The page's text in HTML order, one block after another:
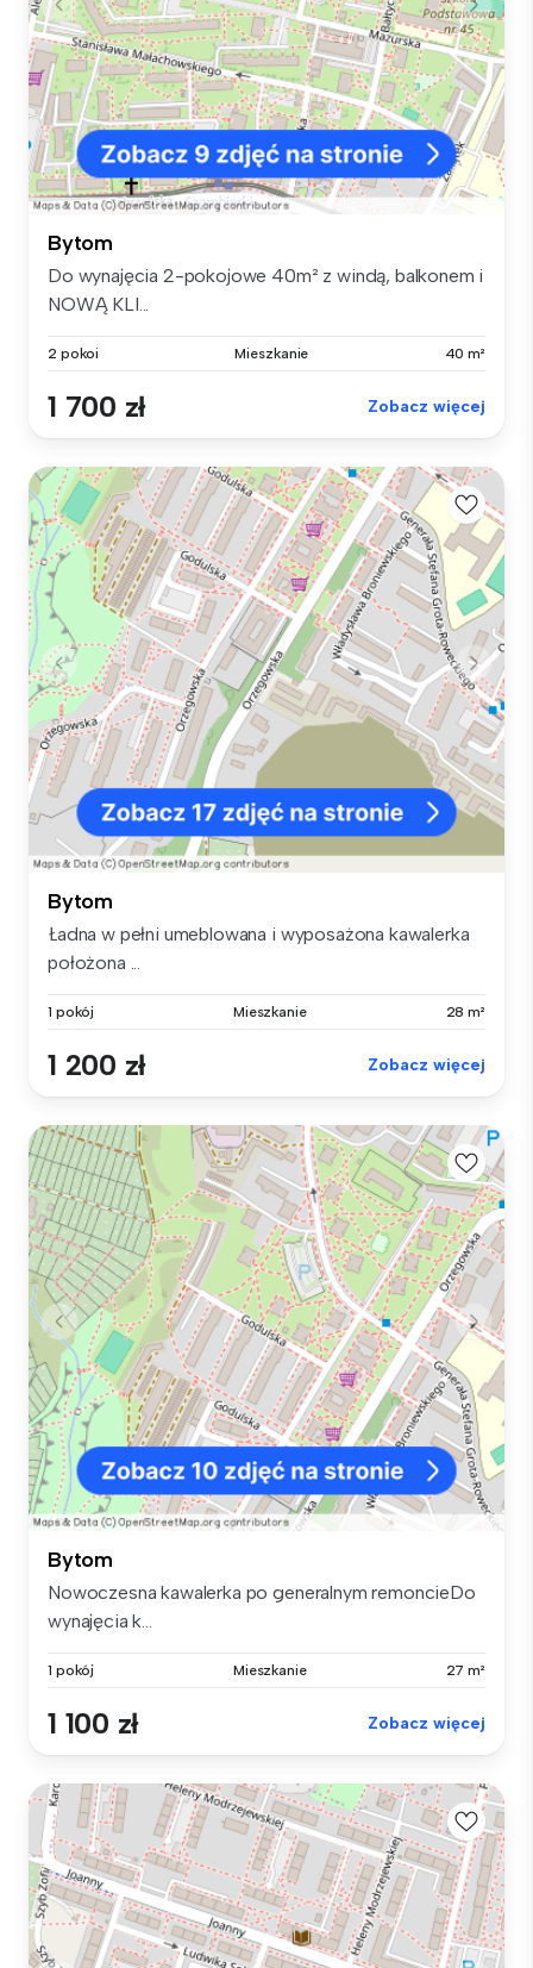
Bytom
Do wynajęcia 2-pokojowe 40m² z windą, balkonem i
NOWĄ KLI...
2 pokoi Mieszkanie 40 m²
1 700 zł Zobacz więcej
Bytom
Ładna w pełni umeblowana i wyposażona kawalerka
położona ...
1 pokój Mieszkanie 28 m²
1 200 zł Zobacz więcej
Bytom
Nowoczesna kawalerka po generalnym remoncieDo
wynajęcia k...
1 pokój Mieszkanie 27 m²
1 100 zł Zobacz więcej